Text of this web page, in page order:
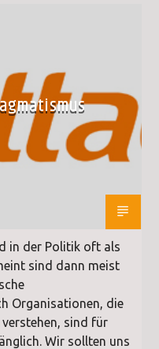
in der Politik oft als
sind dann meist
Organisationen, die
sind für
Wir sollten uns